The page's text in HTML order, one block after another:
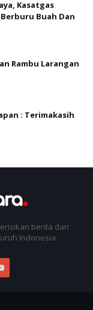
Kasatgas
Buah Dan
Rambu Larangan
: Terimakasih
berita dan
Indonesia